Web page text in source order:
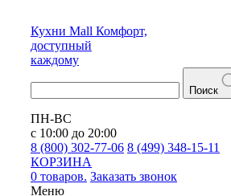
Кухни Mall Комфорт,
доступный
каждому
Поиск
ПН-ВС
с 10:00 до 20:00
8 (800) 302-77-06 8 (499) 348-15-11
КОРЗИНА
0 товаров. Заказать звонок
Меню